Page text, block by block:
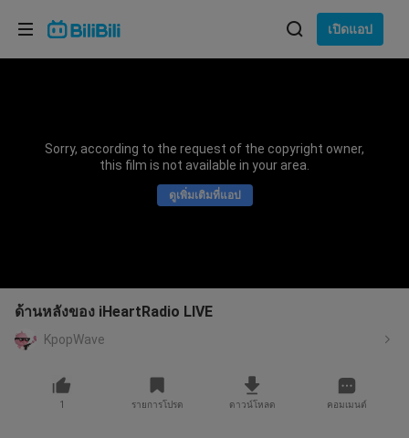
เปิดแอป
Sorry, according to the request of the copyright owner,
this film is not available in your area.
ดูเพิ่มเติมที่แอป
ด้านหลังของ iHeartRadio LIVE
KpopWave
1 รายการโปรด ดาวน์โหลด คอมเมนต์
เลือกภาษา